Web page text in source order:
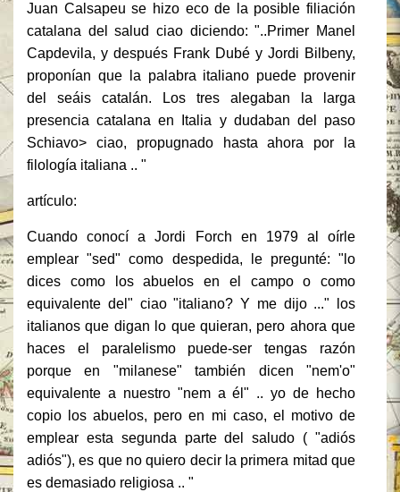
Juan Calsapeu se hizo eco de la posible filiación
catalana del salud ciao diciendo: "..Primer Manel
Capdevila, y después Frank Dubé y Jordi Bilbeny,
proponían que la palabra italiano puede provenir
del seáis catalán. Los tres alegaban la larga
presencia catalana en Italia y dudaban del paso
Schiavo> ciao, propugnado hasta ahora por la
filología italiana .. "
artículo:
Cuando conocí a Jordi Forch en 1979 al oírle
emplear "sed" como despedida, le pregunté: "lo
dices como los abuelos en el campo o como
equivalente del" ciao "italiano? Y me dijo ..." los
italianos que digan lo que quieran, pero ahora que
haces el paralelismo puede-ser tengas razón
porque en "milanese" también dicen "nem'o"
equivalente a nuestro "nem a él" .. yo de hecho
copio los abuelos, pero en mi caso, el motivo de
emplear esta segunda parte del saludo ( "adiós
adiós"), es que no quiero decir la primera mitad que
es demasiado religiosa .. "